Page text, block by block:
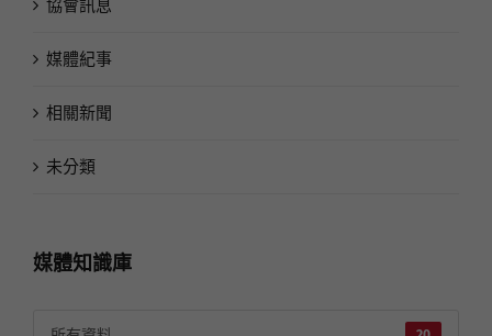
協會訊息
媒體紀事
相關新聞
未分類
媒體知識庫